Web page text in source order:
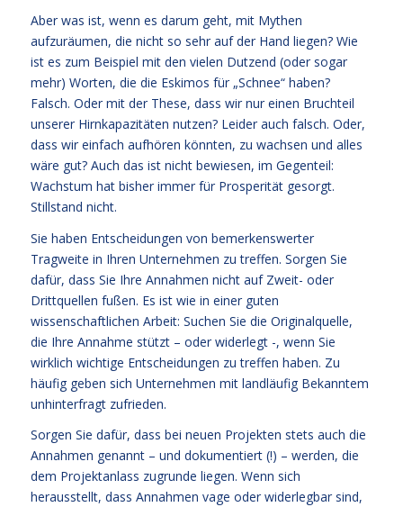
Aber was ist, wenn es darum geht, mit Mythen
aufzuräumen, die nicht so sehr auf der Hand liegen? Wie
ist es zum Beispiel mit den vielen Dutzend (oder sogar
mehr) Worten, die die Eskimos für „Schnee“ haben?
Falsch. Oder mit der These, dass wir nur einen Bruchteil
unserer Hirnkapazitäten nutzen? Leider auch falsch. Oder,
dass wir einfach aufhören könnten, zu wachsen und alles
wäre gut? Auch das ist nicht bewiesen, im Gegenteil:
Wachstum hat bisher immer für Prosperität gesorgt.
Stillstand nicht.
Sie haben Entscheidungen von bemerkenswerter
Tragweite in Ihren Unternehmen zu treffen. Sorgen Sie
dafür, dass Sie Ihre Annahmen nicht auf Zweit- oder
Drittquellen fußen. Es ist wie in einer guten
wissenschaftlichen Arbeit: Suchen Sie die Originalquelle,
die Ihre Annahme stützt – oder widerlegt -, wenn Sie
wirklich wichtige Entscheidungen zu treffen haben. Zu
häufig geben sich Unternehmen mit landläufig Bekanntem
unhinterfragt zufrieden.
Sorgen Sie dafür, dass bei neuen Projekten stets auch die
Annahmen genannt – und dokumentiert (!) – werden, die
dem Projektanlass zugrunde liegen. Wenn sich
herausstellt, dass Annahmen vage oder widerlegbar sind,